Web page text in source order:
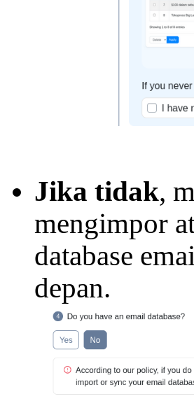
Jika tidak,
mengimpor
database
depan.